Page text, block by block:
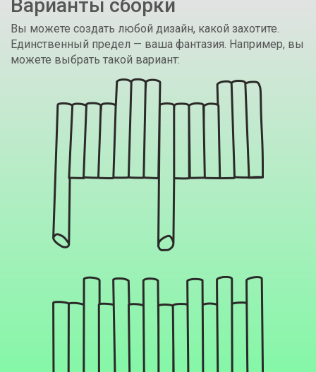
Варианты сборки
Вы можете создать любой дизайн, какой захотите.
Единственный предел — ваша фантазия. Например, вы
можете выбрать такой вариант: